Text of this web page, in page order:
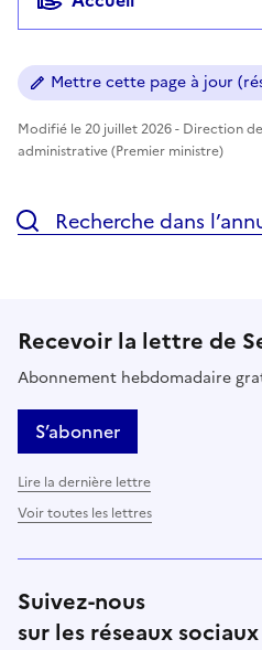
Mettre cette page à jour
Modifié le 20 juillet 2026 - Direction
administrative (Premier ministre)
Recherche dans
Recevoir la lettre de
Abonnement hebdomadaire
S’abonner
Lire la dernière lettre
Voir toutes les lettres
Suivez-nous
sur les réseaux sociaux